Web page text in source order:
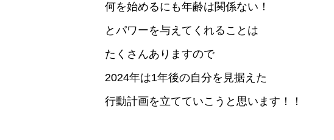
何を始めるにも年齢は関係ない！
とパワーを与えてくれることは
たくさんありますので
2024年は1年後の自分を見据えた
行動計画を立てていこうと思います！！